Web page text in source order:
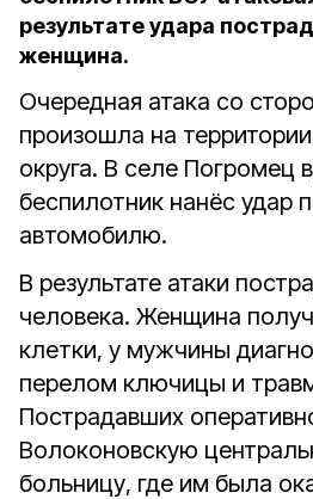
результате удара
женщина.
Очередная атака со
произошла на
округа. В селе Погромец
беспилотник нанёс удар
автомобилю.
В результате атаки
человека. Женщина
клетки, у мужчины
перелом ключицы и
Пострадавших
Волоконовскую
больницу, где им была